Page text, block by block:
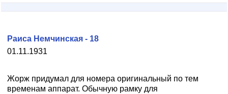
01.11.1931
Раиса Немчинская - 18
Жорж придумал для номера оригинальный по тем
временам аппарат. Обычную рамку для